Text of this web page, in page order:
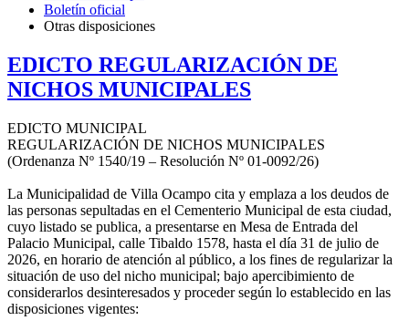
Boletín oficial
Otras disposiciones
EDICTO REGULARIZACIÓN DE
NICHOS MUNICIPALES
EDICTO MUNICIPAL
REGULARIZACIÓN DE NICHOS MUNICIPALES
(Ordenanza Nº 1540/19 – Resolución Nº 01-0092/26)
La Municipalidad de Villa Ocampo cita y emplaza a los deudos de
las personas sepultadas en el Cementerio Municipal de esta ciudad,
cuyo listado se publica, a presentarse en Mesa de Entrada del
Palacio Municipal, calle Tibaldo 1578, hasta el día 31 de julio de
2026, en horario de atención al público, a los fines de regularizar la
situación de uso del nicho municipal; bajo apercibimiento de
considerarlos desinteresados y proceder según lo establecido en las
disposiciones vigentes: